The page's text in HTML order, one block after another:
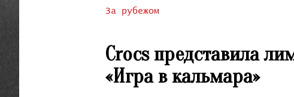
За рубежом
Crocs представила
«Игра в кальмара»